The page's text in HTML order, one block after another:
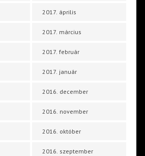
2017. április
2017. március
2017. február
2017. január
2016. december
2016. november
2016. október
2016. szeptember